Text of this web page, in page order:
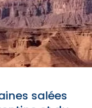
salées